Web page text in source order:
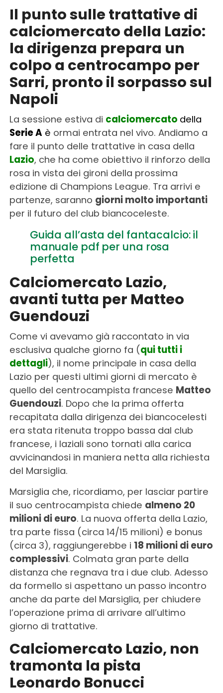
Il punto sulle trattative di
calciomercato della Lazio:
la dirigenza prepara un
colpo a centrocampo per
Sarri, pronto il sorpasso sul
Napoli
La sessione estiva di calciomercato della
Serie Aè ormai entrata nel vivo. Andiamo a
fare il punto delle trattative in casa della
Lazio, che ha come obiettivo il rinforzo della
rosa in vista dei gironi della prossima
edizione di Champions League. Tra arrivi e
partenze, saranno giorni molto importanti
per il futuro del club biancoceleste.
Guida all’asta del fantacalcio: il
manuale pdf per una rosa
perfetta
Calciomercato Lazio,
avanti tutta per Matteo
Guendouzi
Come vi avevamo già raccontato in via
esclusiva qualche giorno fa (qui tutti i
dettagli), il nome principale in casa della
Lazio per questi ultimi giorni di mercato è
quello del centrocampista francese Matteo
Guendouzi. Dopo che la prima offerta
recapitata dalla dirigenza dei biancocelesti
era stata ritenuta troppo bassa dal club
francese, i laziali sono tornati alla carica
avvicinandosi in maniera netta alla richiesta
del Marsiglia.
Marsiglia che, ricordiamo, per lasciar partire
il suo centrocampista chiede almeno 20
milioni di euro. La nuova offerta della Lazio,
tra parte fissa (circa 14/15 milioni) e bonus
(circa 3), raggiungerebbe i 18 milioni di euro
complessivi. Colmata gran parte della
distanza che regnava tra i due club. Adesso
da formello si aspettano un passo incontro
anche da parte del Marsiglia, per chiudere
l’operazione prima di arrivare all’ultimo
giorno di trattative.
Calciomercato Lazio, non
tramonta la pista
Leonardo Bonucci